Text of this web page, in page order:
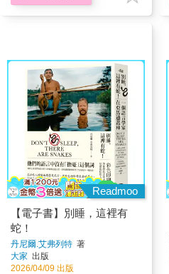
Readmoo
【電子書】別睡，這裡有
蛇！
丹尼爾.艾弗列特 著
大家 出版
2026/04/09 出版